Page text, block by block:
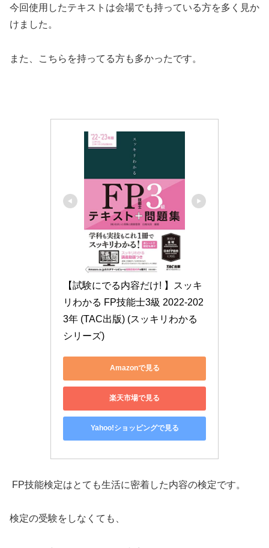
今回使用したテキストは会場でも持っている方を多く見か
けました。
また、こちらを持ってる方も多かったです。
【試験にでる内容だけ! 】スッキ
リわかる FP技能士3級 2022-202
3年 (TAC出版) (スッキリわかる
シリーズ)
Amazonで見る
楽天市場で見る
Yahoo!ショッピングで見る
FP技能検定はとても生活に密着した内容の検定です。
検定の受験をしなくても、